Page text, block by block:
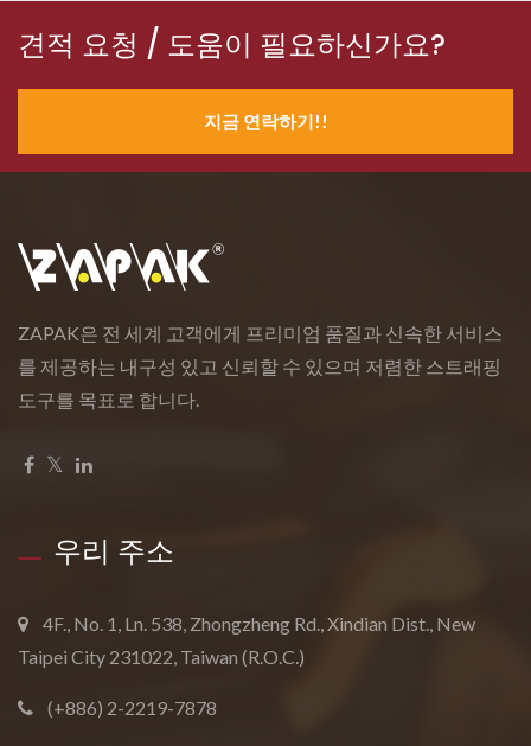
견적 요청 / 도움이 필요하신가요?
지금 연락하기!!
ZAPAK은 전 세계 고객에게 프리미엄 품질과 신속한 서비스
를 제공하는 내구성 있고 신뢰할 수 있으며 저렴한 스트래핑
도구를 목표로 합니다.
우리 주소
4F., No. 1, Ln. 538, Zhongzheng Rd., Xindian Dist., New
Taipei City 231022, Taiwan (R.O.C.)
(+886) 2-2219-7878